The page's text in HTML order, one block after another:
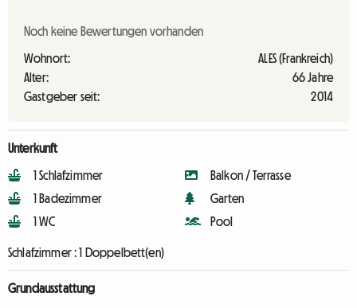
Noch keine Bewertungen vorhanden
Wohnort:
ALES (Frankreich)
Alter:
66 Jahre
Gastgeber seit:
2014
Unterkunft
1 Schlafzimmer
1 Badezimmer
1 WC
Balkon / Terrasse
Garten
Pool
Schlafzimmer :1 Doppelbett(en)
Grundausstattung